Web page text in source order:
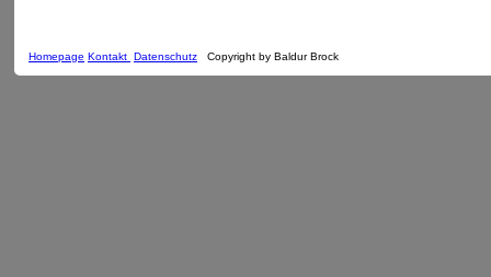
Homepage Kontakt Datenschutz Copyright by Baldur Brock